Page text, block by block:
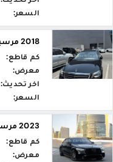
السعر:
2018 مرسيدس بنز الفئه S 450
كم قاطع:
معرض:
اخر تحديث:
السعر:
2023 مرسيدس بنز الفئه S 580 LWB
كم قاطع:
معرض: